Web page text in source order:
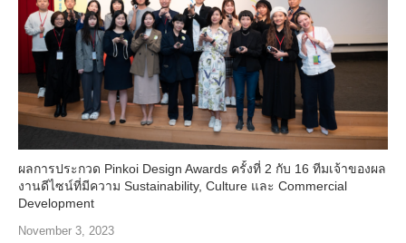
ผลการประกวด Pinkoi Design Awards ครั้งที่ 2 กับ 16 ทีมเจ้าของผล
งานดีไซน์ที่มีความ Sustainability, Culture และ Commercial
Development
November 3, 2023